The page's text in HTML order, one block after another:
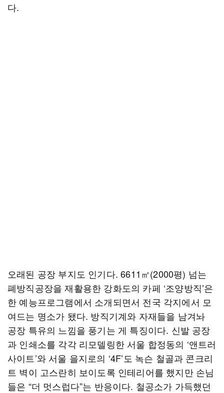
다.
오래된 공장 부지도 인기다. 6611㎡(2000평) 넘는
폐방직공장을 재활용한 강화도의 카페 ‘조양방직’은
한 예능프로그램에서 소개되면서 전국 각지에서 모
여드는 명소가 됐다. 방직기계와 자재들을 남겨놔
공장 특유의 느낌을 풍기는 게 특징이다. 신발 공장
과 인쇄소를 각각 리모델링한 서울 합정동의 ‘앤트러
사이트’와 서울 을지로의 ‘4F’도 녹슨 철골과 콘크리
트 벽이 고스란히 보이도록 인테리어를 했지만 손님
들은 “더 멋스럽다”는 반응이다. 철공소가 가득했던